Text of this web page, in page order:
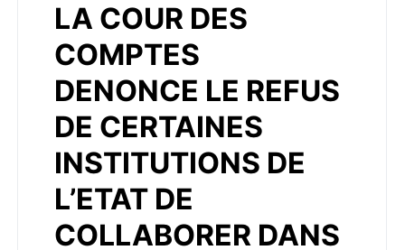
LA COUR DES
COMPTES
DENONCE LE REFUS
DE CERTAINES
INSTITUTIONS DE
L’ETAT DE
COLLABORER DANS